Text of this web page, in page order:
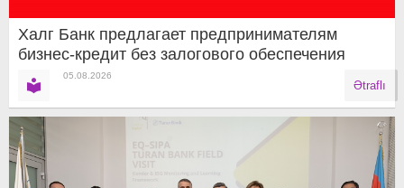
Халг Банк предлагает предпринимателям
бизнес-кредит без залогового обеспечения
05.08.2026
Ətraflı